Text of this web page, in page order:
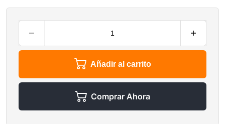
Añadir al carrito
Comprar Ahora